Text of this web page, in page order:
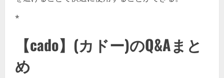
*
【cado】(カドー)のQ&Aまと
め